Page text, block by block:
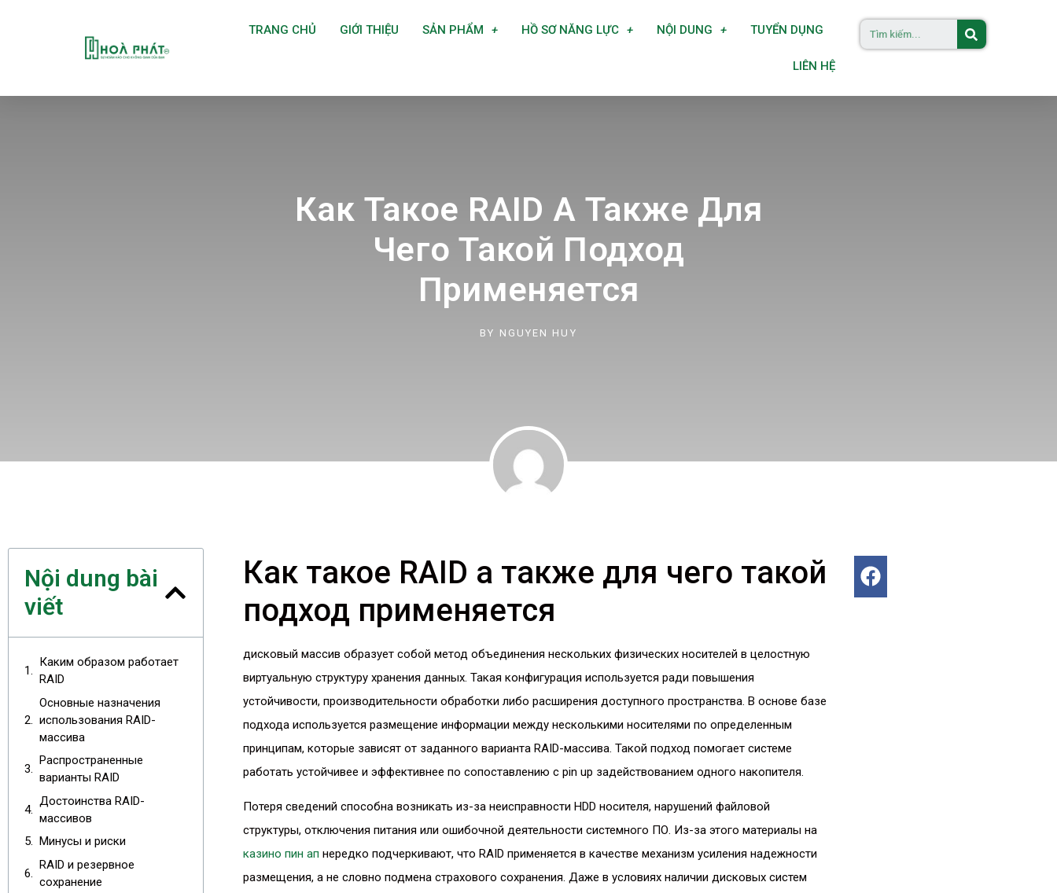
TRANG CHỦ GIỚI THIỆU SẢN PHẨM HỒ SƠ NĂNG LỰC NỘI DUNG TUYỂN DỤNG
LIÊN HỆ
Как Такое RAID А Также Для
Чего Такой Подход
Применяется
BY NGUYEN HUY
Nội dung bài
viết
Каким образом работает
RAID
Основные назначения
использования RAID-
массива
Распространенные
варианты RAID
Достоинства RAID-
массивов
Минусы и риски
RAID и резервное
сохранение
Как такое RAID а также для чего такой
подход применяется
дисковый массив образует собой метод объединения нескольких физических носителей в целостную
виртуальную структуру хранения данных. Такая конфигурация используется ради повышения
устойчивости, производительности обработки либо расширения доступного пространства. В основе базе
подхода используется размещение информации между несколькими носителями по определенным
принципам, которые зависят от заданного варианта RAID-массива. Такой подход помогает системе
работать устойчивее и эффективнее по сопоставлению с pin up задействованием одного накопителя.
Потеря сведений способна возникать из-за неисправности HDD носителя, нарушений файловой
структуры, отключения питания или ошибочной деятельности системного ПО. Из-за этого материалы на
казино пин ап нередко подчеркивают, что RAID применяется в качестве механизм усиления надежности
размещения, а не словно подмена страхового сохранения. Даже в условиях наличии дисковых систем